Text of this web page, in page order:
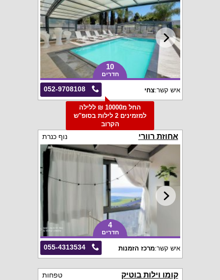
10
חדרים
052-9708108 איש קשר:צחי
החל מ10000 ₪ ללילה
למזמינים 2 לילות בסופ"ש
הקרוב
אחוזת רוורי נוף כנרת
4
חדרים
055-4313534 איש קשר:מרכז הזמנות
קומו וילות בוטיק טפחות